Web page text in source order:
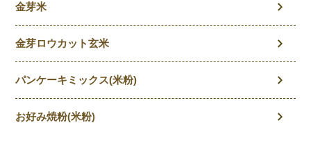
金芽米
金芽ロウカット玄米
パンケーキミックス(米粉)
お好み焼粉(米粉)